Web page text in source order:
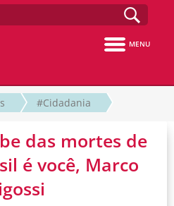
MENU
#Cidadania
das mortes de
é você, Marco